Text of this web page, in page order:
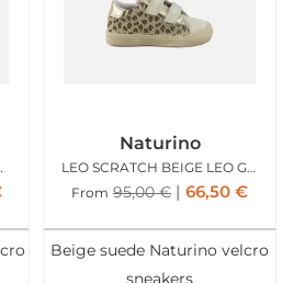
Naturino
LEO SCRATCH BEIGE LEO GLITTER
From 95,00€ 66,50 €
Beige suede Naturino velcro
sneakers